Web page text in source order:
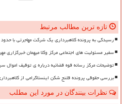
تازه ترین مطالب مرتبط
رسیدگی به پرونده کلاهبرداری یک شرکت مهاجرتی با حدود ۳۰۰ شاکی در دادسرای تهران
سفیر مسئولیت های اجتماعی مرکز وکلا میهمان خبرگزاری
توضیحات مرکز رسانه قوه قضائیه درباره ی توقیف اموال
بررسی حقوقی پرونده قلنج شکن اینستاگرامی از
نظرات بینندگان در مورد این مطلب